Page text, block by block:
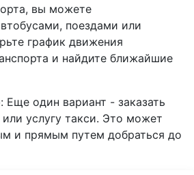
вы можете
поездами или
график движения
и найдите ближайшие
Еще один вариант - заказать
услугу такси. Это может
и прямым путем добраться до